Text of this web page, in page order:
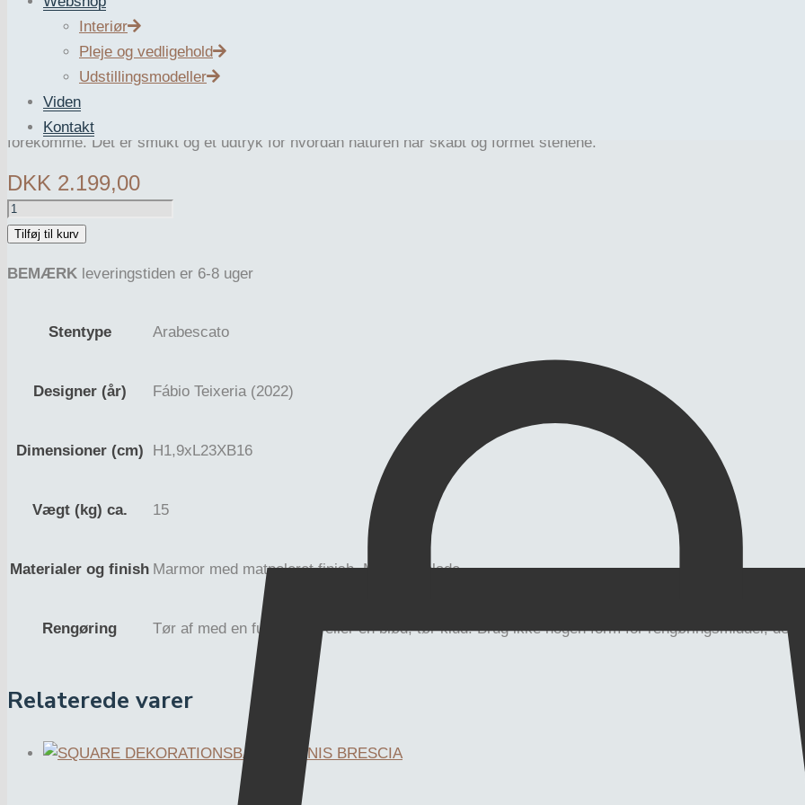
Interiør
Pleje og vedligehold
Udstillingsmodeller
Viden
Kontakt
Fremstillet i den sjældne Arabescato marmor. En smuk marmor med dristige, støvede åretegninger i grå og grønne
Copic fuldendes af en plade i bruneret messing, som komplementerer marmoren og giver et klassisk udtryk.
BEMÆRK
: En del af charmen ved natursten er at stenene altid er unikke. Alle produktbilleder må derfor anses for
forekomme. Det er smukt og et udtryk for hvordan naturen har skabt og formet stenene.
DKK 2.199,00
COPIC
ARABESCATO
Tilføj til kurv
BEMÆRK leveringstiden er 6-8 uger
Stentype Arabescato
Designer (år) Fábio Teixeria (2022)
Dimensioner (cm) H1,9xL23XB16
Vægt (kg) ca. 15
Materialer og finish Marmor med matpoleret finish. Messing plade.
Rengøring Tør af med en fugtig klud eller en blød, tør klud. Brug ikke nogen form for rengøringsmiddel,
Relaterede varer